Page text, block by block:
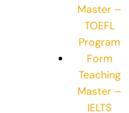
Master –
TOEFL
Program
Form
Teaching
Master –
IELTS